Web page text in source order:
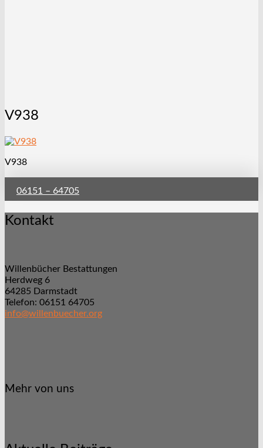
V938
V938
06151 – 64705
Kontakt
Willenbücher Bestattungen
Herdweg 6
64285 Darmstadt
Telefon: 06151 64705
info@willenbuecher.org
Mehr von uns